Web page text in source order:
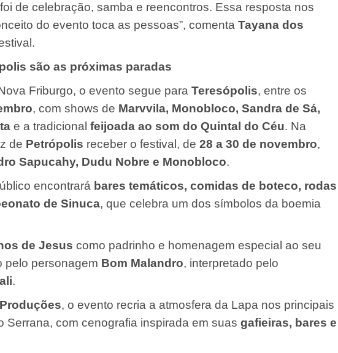
de celebração, samba e reencontros. Essa resposta nos
do evento toca as pessoas”, comenta Tayana dos
são as próximas paradas
Friburgo, o evento segue para Teresópolis, entre os
, com shows de Marvvila, Monobloco, Sandra de Sá,
e a tradicional feijoada ao som do Quintal do Céu. Na
de Petrópolis receber o festival, de 28 a 30 de novembro,
Sapucahy, Dudu Nobre e Monobloco.
encontrará bares temáticos, comidas de boteco, rodas
de Sinuca, que celebra um dos símbolos da boemia
de Jesus como padrinho e homenagem especial ao seu
pelo personagem Bom Malandro, interpretado pelo
.
, o evento recria a atmosfera da Lapa nos principais
Serrana, com cenografia inspirada em suas gafieiras, bares e